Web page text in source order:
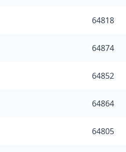
64818
64874
64852
64864
64805